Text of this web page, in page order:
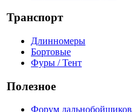
Транспорт
Длинномеры
Бортовые
Фуры / Тент
Полезное
Форум дальнобойщиков